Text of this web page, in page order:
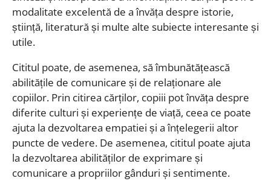
modalitate excelentă de a învăța despre istorie,
știință, literatură și multe alte subiecte interesante și
utile.
Cititul poate, de asemenea, să îmbunătățească
abilitățile de comunicare și de relaționare ale
copiilor. Prin citirea cărților, copiii pot învăța despre
diferite culturi și experiențe de viață, ceea ce poate
ajuta la dezvoltarea empatiei și a înțelegerii altor
puncte de vedere. De asemenea, cititul poate ajuta
la dezvoltarea abilităților de exprimare și
comunicare a propriilor gânduri și sentimente.